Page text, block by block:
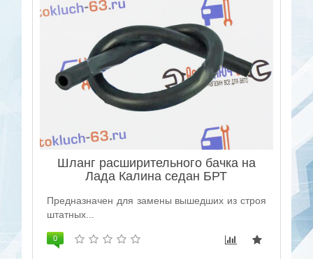
Шланг расширительного бачка на
Лада Калина седан БРТ
Предназначен для замены вышедших из строя
штатных...
0